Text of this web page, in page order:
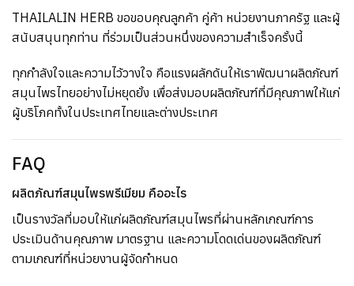
THAILALIN HERB ขอขอบคุณลูกค้า คู่ค้า หน่วยงานภาครัฐ และผู้
สนับสนุนทุกท่าน ที่ร่วมเป็นส่วนหนึ่งของความสำเร็จครั้งนี้
ทุกกำลังใจและความไว้วางใจ คือแรงผลักดันให้เราพัฒนาผลิตภัณฑ์
สมุนไพรไทยอย่างไม่หยุดยั้ง เพื่อส่งมอบผลิตภัณฑ์ที่มีคุณภาพให้แก่
ผู้บริโภคทั้งในประเทศไทยและต่างประเทศ
FAQ
ผลิตภัณฑ์สมุนไพรพรีเมียม คืออะไร
เป็นรางวัลที่มอบให้แก่ผลิตภัณฑ์สมุนไพรที่ผ่านหลักเกณฑ์การ
ประเมินด้านคุณภาพ มาตรฐาน และความโดดเด่นของผลิตภัณฑ์
ตามเกณฑ์ที่หน่วยงานผู้จัดกำหนด